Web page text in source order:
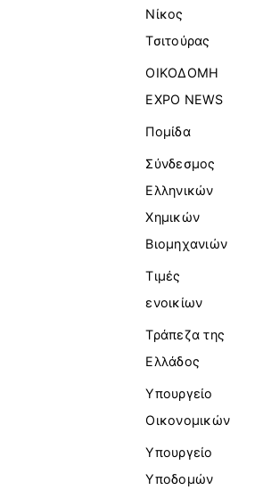
Νίκος
Τσιτούρας
ΟΙΚΟΔΟΜΗ
EXPO NEWS
Πομίδα
Σύνδεσμος
Ελληνικών
Χημικών
Βιομηχανιών
Τιμές
ενοικίων
Τράπεζα της
Ελλάδος
Υπουργείο
Οικονομικών
Υπουργείο
Υποδομών